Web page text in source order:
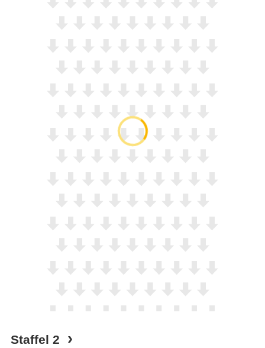
Staffel 2